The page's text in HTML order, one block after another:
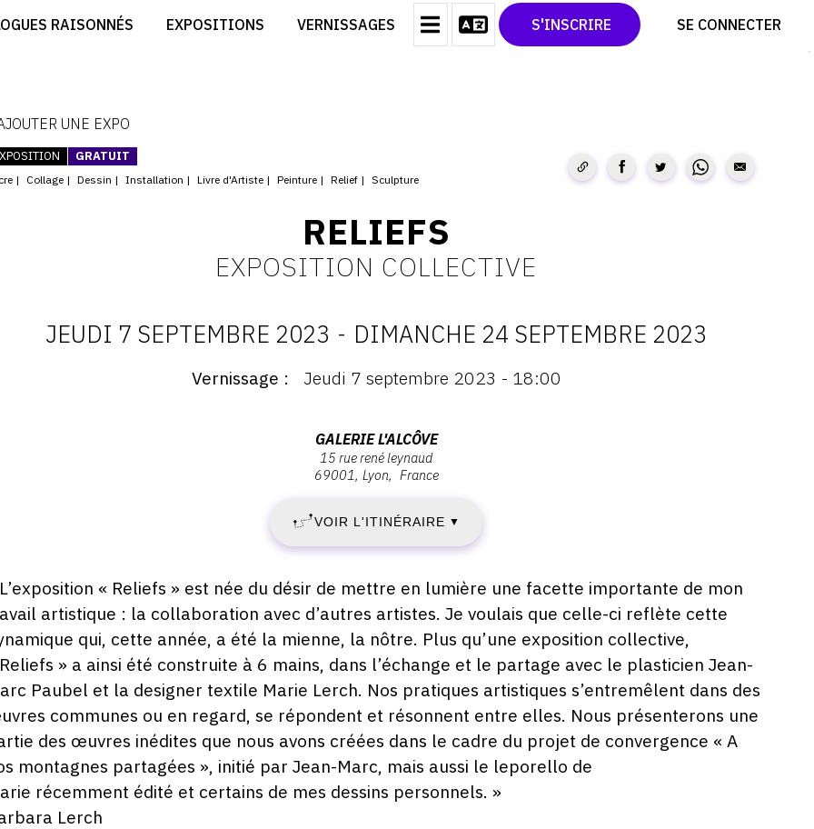
RAISONNÉS EXPOSITIONS VERNISSAGES S'INSCRIRE SE CONNECTER
CRÉER SON CATALOGUE D'EXPO
CONTACT
CGU
TWITTER
PINTEREST
UNE EXPO
GRATUIT
Collage Dessin Installation Livre d'Artiste Peinture Relief Sculpture
RELIEFS
EXPOSITION COLLECTIVE
DATES
JEUDI
7
SEPTEMBRE
2023
-
DIMANCHE
24
SEPTEMBRE
2023
JEUDI 7 SEPTEMBRE 2023 - DIMANCHE 24 SEPTEMBRE 2023
Vernissage Jeudi 7 septembre 2023 - 18:00
Leynaud,
69001
Lyon
GALERIE L'ALCÔVE
15 rue rené leynaud
69001 Lyon France
VOIR L'ITINÉRAIRE ▼
« Reliefs » est née du désir de mettre en lumière une facette importante de mon
artistique : la collaboration avec d’autres artistes. Je voulais que celle-ci reflète cette
qui, cette année, a été la mienne, la nôtre. Plus qu’une exposition collective,
» a ainsi été construite à 6 mains, dans l’échange et le partage avec le plasticien Jean-
Paubel et la designer textile Marie Lerch. Nos pratiques artistiques s’entremêlent dans des
communes ou en regard, se répondent et résonnent entre elles. Nous présenterons une
des œuvres inédites que nous avons créées dans le cadre du projet de convergence « A
montagnes partagées », initié par Jean-Marc, mais aussi le leporello de
récemment édité et certains de mes dessins personnels. »
Lerch